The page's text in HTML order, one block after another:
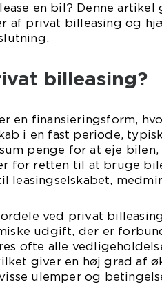
en bil? Denne
af privat billeasing og
billeasing?
en finansieringsform,
i en fast periode,
penge for at eje
for retten til at bruge
leasingselskabet,
ved privat
udgift, der er
ofte alle
giver en høj grad af
ulemper og